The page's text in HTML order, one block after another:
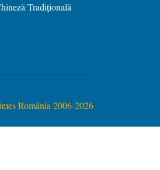
Tradiţională
România 2006-2026